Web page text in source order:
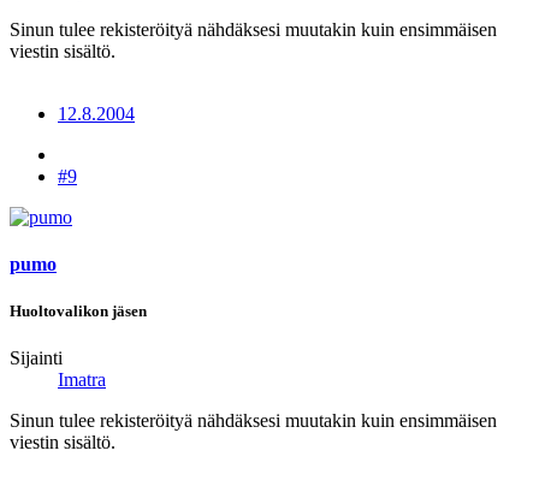
Sinun tulee rekisteröityä nähdäksesi muutakin kuin ensimmäisen
viestin sisältö.
12.8.2004
#9
pumo
Huoltovalikon jäsen
Sijainti
Imatra
Sinun tulee rekisteröityä nähdäksesi muutakin kuin ensimmäisen
viestin sisältö.